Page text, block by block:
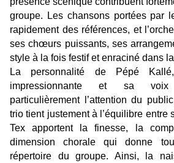
groupe. Les chansons portées par
rapidement des références, et
ses chœurs puissants, ses
style à la fois festif et enraciné dans
La personnalité de Pépé
impressionnante et sa voix
particulièrement l’attention du
trio tient justement à l’équilibre entre
Tex apportent la finesse, la
dimension chorale qui donne
répertoire du groupe. Ainsi, la